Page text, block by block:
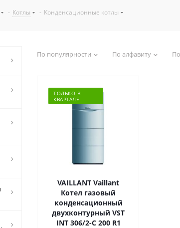
- Котлы - Конденсационные котлы
По популярности По алфавиту
ТОЛЬКО В
КВАРТАЛЕ
VAILLANT Vaillant
Котел газовый
конденсационный
двухконтурный VST
INT 306/2-C 200 R1